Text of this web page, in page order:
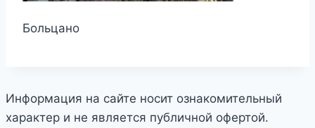
Больцано
Информация на сайте носит ознакомительный
характер и не является публичной офертой.